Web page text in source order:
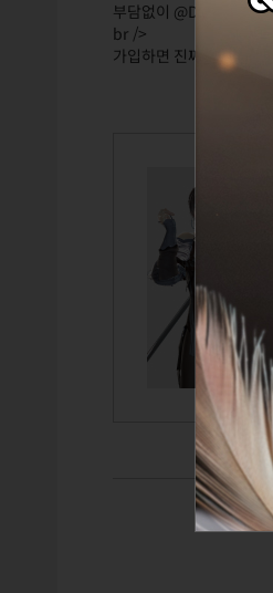
부담없이 @Diabolous
br />
가입하면 진짜 후회없습니